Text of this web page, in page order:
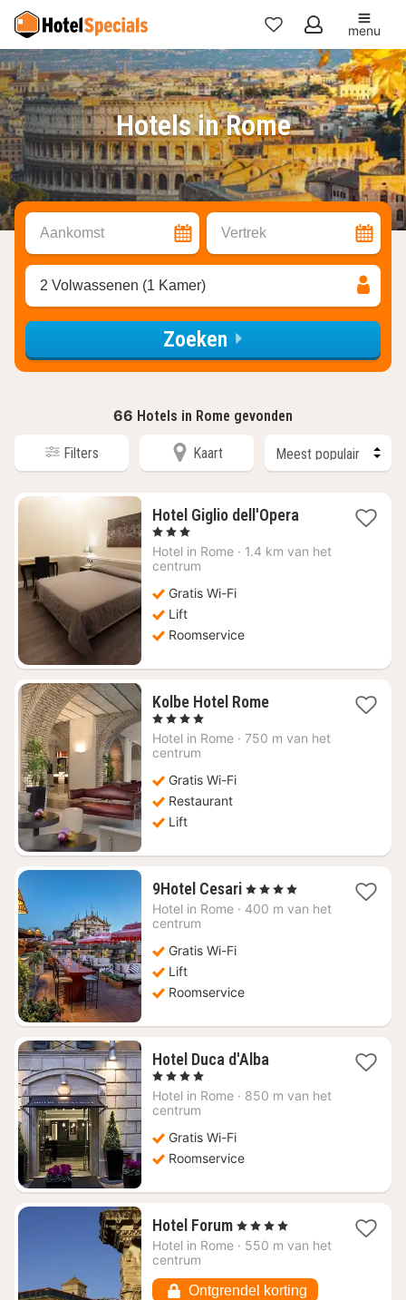
Mijn
favorieten
menu
Hotels in Rome
Aankomst Vertrek
2 Volwassenen (1 Kamer)
Zoeken
66 Hotels in Rome gevonden
Filters Kaart
Hotel Giglio dell'Opera1
vanaf
, 3 Sterren
Hotel in Rome · 1.4 km van het
centrum
Gratis Wi-Fi
Lift
Roomservice
Kolbe Hotel Rome1
vanaf
, 4 Sterren
Hotel in Rome · 750 m van het
centrum
Gratis Wi-Fi
Restaurant
Lift
9Hotel Cesari1
nacht
, 4 Sterren
Hotel in Rome · 400 m van het
centrum
Gratis Wi-Fi
Lift
Roomservice
Hotel Duca d'Alba1
vanaf
, 4 Sterren
Hotel in Rome · 850 m van het
centrum
Gratis Wi-Fi
Roomservice
Hotel Forum1
nacht
159,18
, 4 Sterren
Hotel in Rome · 550 m van het
centrum
Ontgrendel korting